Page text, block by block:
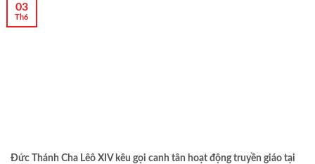
Đức Thánh Cha Lêô XIV kêu gọi canh tân hoạt động truyền giáo tại
03
Th6